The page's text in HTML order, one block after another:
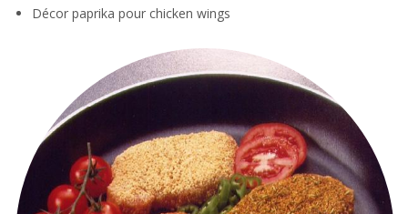
Décor paprika pour chicken wings